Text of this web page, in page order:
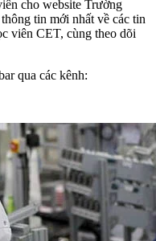
cho website Trường
tin mới nhất về các tin
viên CET, cùng theo dõi
qua các kênh: